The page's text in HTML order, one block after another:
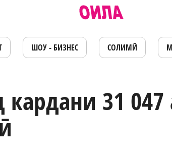
ШОУ - БИЗНЕС СОЛИМӢ
кардани 31